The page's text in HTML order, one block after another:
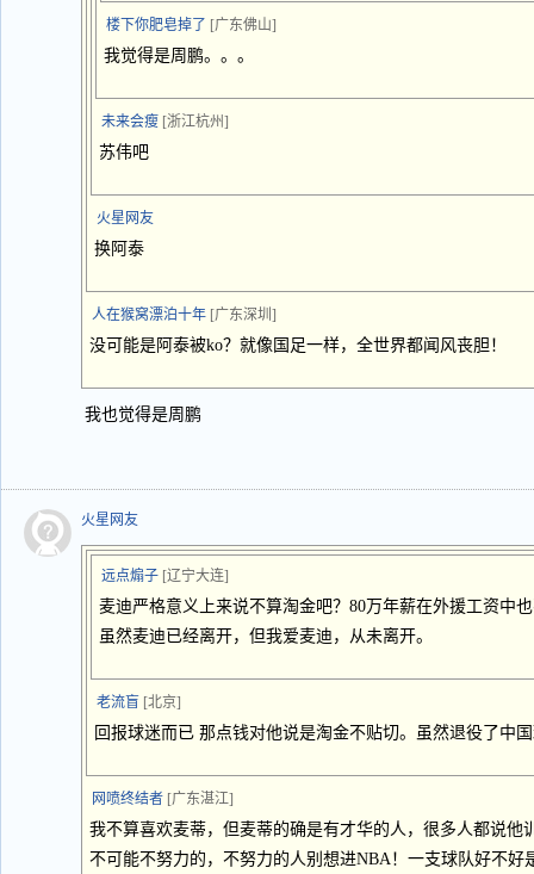
楼下你肥皂掉了 [广东佛山]
我觉得是周鹏。。。
未来会瘦 [浙江杭州]
苏伟吧
火星网友
换阿泰
人在猴窝漂泊十年 [广东深圳]
没可能是阿泰被ko？就像国足一样，全世界都闻风丧胆！
我也觉得是周鹏
火星网友
远点煽子 [辽宁大连]
麦迪严格意义上来说不算淘金吧？80万年薪在外援工资中
虽然麦迪已经离开，但我爱麦迪，从未离开。
老流盲 [北京]
回报球迷而已 那点钱对他说是淘金不贴切。虽然退役了中
网喷终结者 [广东湛江]
我不算喜欢麦蒂，但麦蒂的确是有才华的人，很多人都说他
不可能不努力的，不努力的人别想进NBA！一支球队好不好